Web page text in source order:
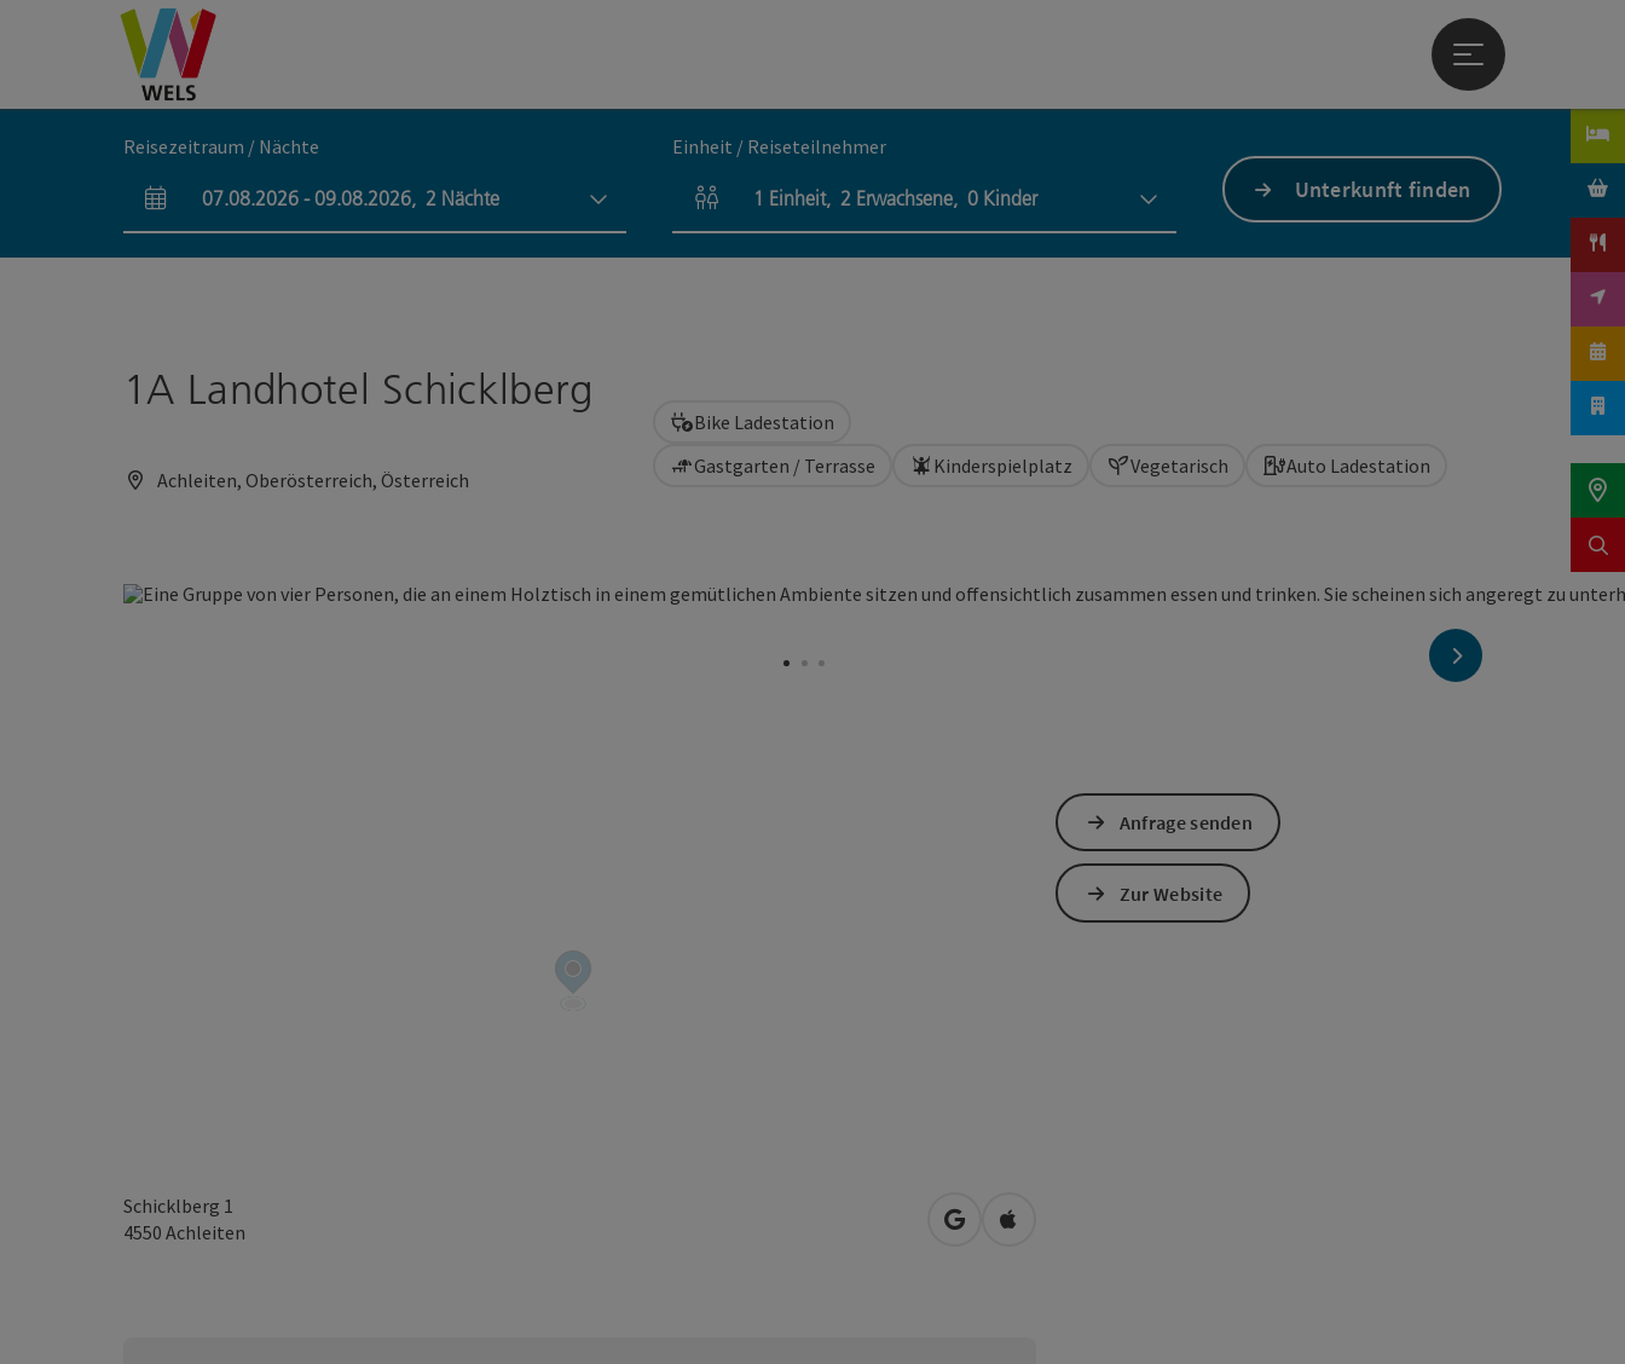
Zum Inhalt Accesskey
[0]
Zur NavigationAccesskey
[1]
Zum Seitenanfang Accesskey
[2]
Hauptmenü öffnen
Reisezeitraum / Nächte
An- und Abreisefelder
07.08.2026 -09.08.2026, 2 Nächte
Einheit / Reiseteilnehmer
Einheitenanzahl und Personenfelder
1 Einheit, 2 Erwachsene, 0 Kinder Unterkunft finden
1A Landhotel Schicklberg
Achleiten, Oberösterreich, Österreich
nächstes Element
Gastgarten / Terrasse Kinderspielplatz Vegetarisch Auto Ladestation
Bike Ladestation
Schicklberg 1
4550 Achleiten in Google Maps öffnen
in Apple Maps öffnen
Anfrage senden
Zur Website